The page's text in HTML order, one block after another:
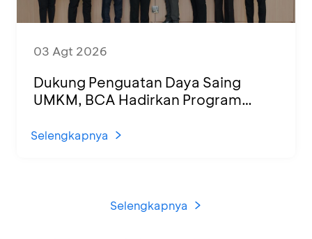
03 Agt 2026
Dukung Penguatan Daya Saing
UMKM, BCA Hadirkan Program
di KCU Tanjung Priok
Selengkapnya
Selengkapnya